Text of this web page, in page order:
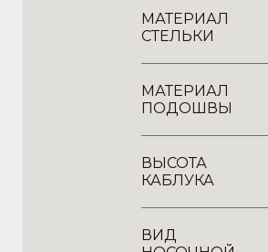
МАТЕРИАЛ
СТЕЛЬКИ
МАТЕРИАЛ
ПОДОШВЫ
ВЫСОТА
КАБЛУКА
ВИД